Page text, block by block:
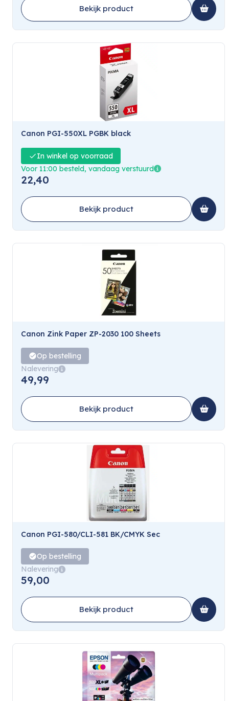
Bekijk product
Canon PGI-550XL PGBK black
In winkel op voorraad
Voor 11:00 besteld, vandaag verstuurd
22,40
Bekijk product
Canon Zink Paper ZP-2030 100 Sheets
Op bestelling
Nalevering
49,99
Bekijk product
Canon PGI-580/CLI-581 BK/CMYK Sec
Op bestelling
Nalevering
59,00
Bekijk product